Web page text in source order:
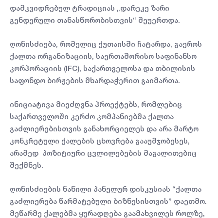
დამკვიდრებულ ტრადიციას „დარეკე ზარი
გენდერული თანასწორობისთვის“ შეუერთდა.
ღონისძიება, რომელიც ქუთაისში ჩატარდა, გაეროს
ქალთა ორგანიზაციის, საერთაშორისო საფინანსო
კორპორაციის (IFC), საქართველოსა და თბილისის
საფონდო ბირჟების მხარდაჭერით გაიმართა.
ინიციატივა მიეძღვნა პროექტებს, რომლებიც
საქართველოში კერძო კომპანიებმა ქალთა
გაძლიერებისთვის განახორციელეს და არა მარტო
კონკრეტული ქალების ცხოვრება გააუმჯობესეს,
არამედ პოზიტიური ცვლილებების მაგალითებიც
შექმნეს.
ღონისძიების ნაწილი პანელურ დისკუსიას “ქალთა
გაძლიერება წარმატებული ბიზნესისთვის” დაეთმო.
მეწარმე ქალებმა ყურადღება გაამახვილეს როლზე,